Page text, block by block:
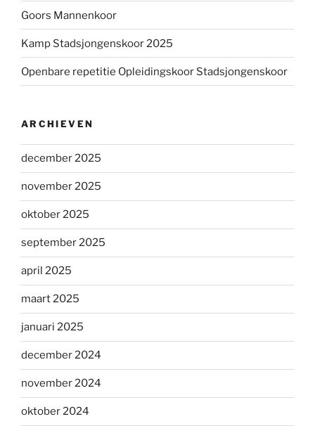
Goors Mannenkoor
Kamp Stadsjongenskoor 2025
Openbare repetitie Opleidingskoor Stadsjongenskoor
ARCHIEVEN
december 2025
november 2025
oktober 2025
september 2025
april 2025
maart 2025
januari 2025
december 2024
november 2024
oktober 2024